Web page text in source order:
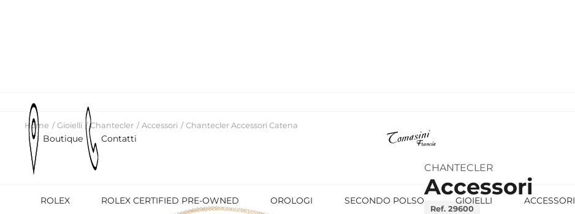
Boutique Contatti
ROLEX ROLEX CERTIFIED PRE-OWNED OROLOGI SECONDO POLSO GIOIELLI ACCESSORI
Home Gioielli Chantecler Accessori Chantecler Accessori Catena
CHANTECLER
Accessori
Ref. 29600